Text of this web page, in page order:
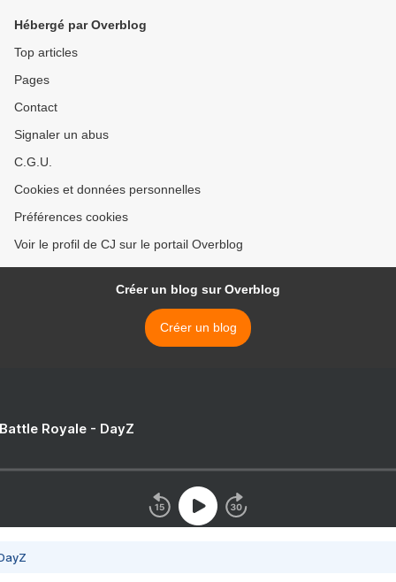
Hébergé par Overblog
Top articles
Pages
Contact
Signaler un abus
C.G.U.
Cookies et données personnelles
Préférences cookies
Voir le profil de CJ sur le portail Overblog
Créer un blog sur Overblog
Créer un blog
Royale - DayZ